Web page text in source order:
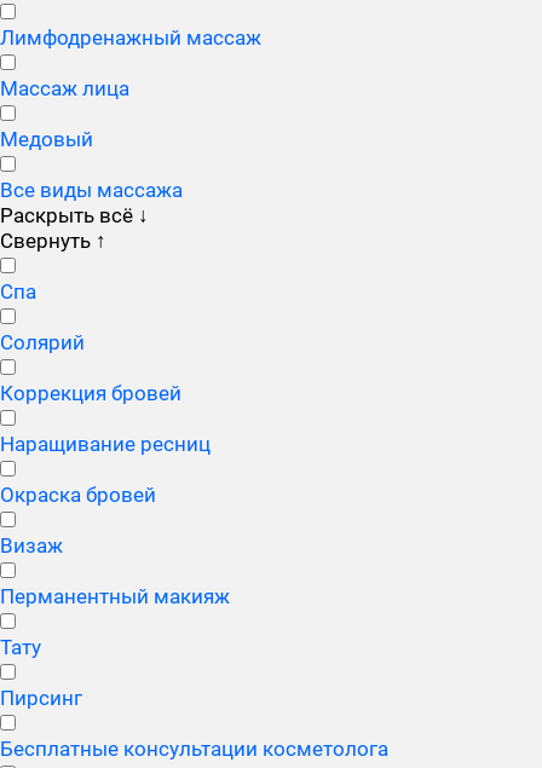
Лимфодренажный массаж
Массаж лица
Медовый
Все виды массажа
Раскрыть всё ↓
Свернуть ↑
Спа
Солярий
Коррекция бровей
Наращивание ресниц
Окраска бровей
Визаж
Перманентный макияж
Тату
Пирсинг
Бесплатные консультации косметолога